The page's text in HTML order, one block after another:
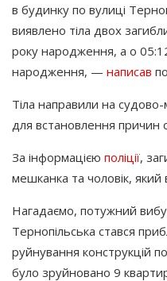
в будинку по вулиці
виявлено тіла двох
року народження, а о
народження, — написав
Тіла направили на
для встановлення причин
За інформацією поліції,
мешканка та чоловік,
Нагадаємо, потужний
Тернопільська стався
руйнування конструкцій
було зруйновано 9